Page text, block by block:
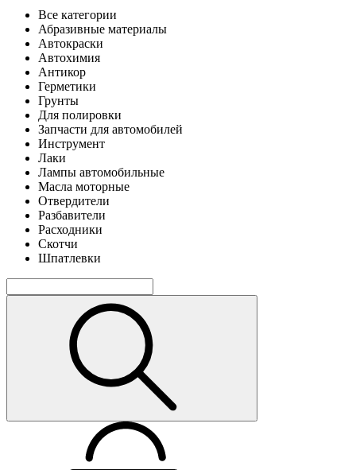
Все категории
Абразивные материалы
Автокраски
Автохимия
Антикор
Герметики
Грунты
Для полировки
Запчасти для автомобилей
Инструмент
Лаки
Лампы автомобильные
Масла моторные
Отвердители
Разбавители
Расходники
Скотчи
Шпатлевки